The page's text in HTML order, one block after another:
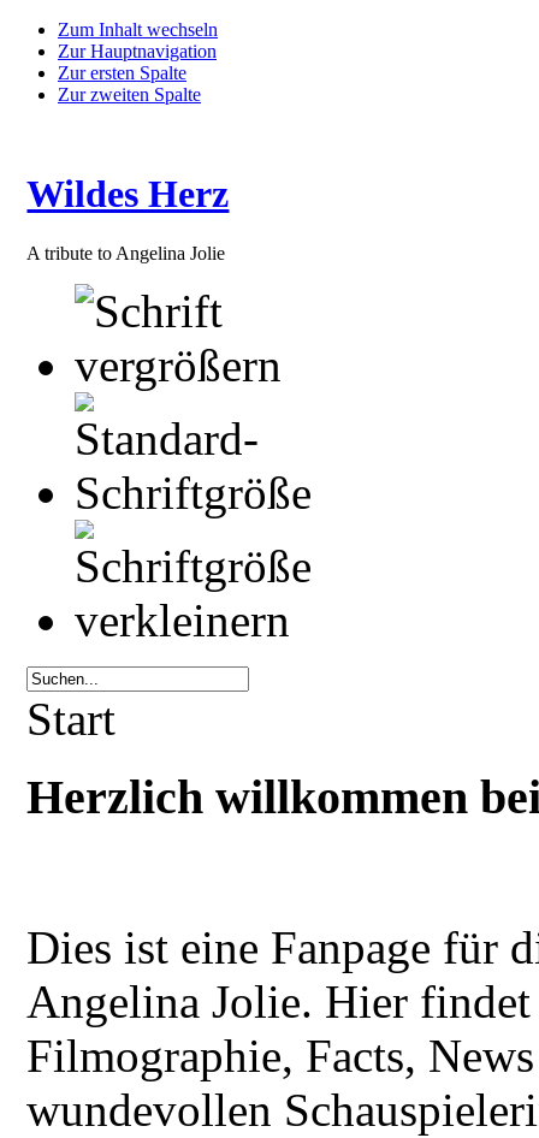
Zum Inhalt wechseln
Zur Hauptnavigation
Zur ersten Spalte
Zur zweiten Spalte
Wildes Herz
A tribute to Angelina Jolie
Start
Herzlich willkommen
Dies ist eine Fanpage für
Angelina Jolie. Hier
Filmographie, Facts,
wundevollen